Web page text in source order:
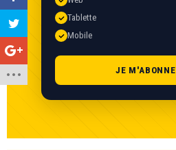
Tablette
Mobile
JE M'ABONNE